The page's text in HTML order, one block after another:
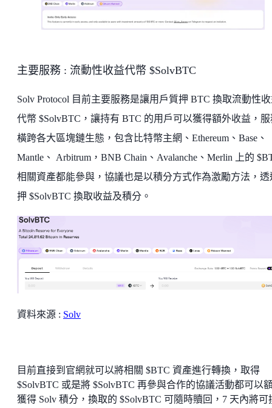
主要服務 : 流動性收益代幣 $SolvBTC
Solv Protocol 目前主要服務是讓用戶質押 BTC 換取流動性
代幣 $SolvBTC，讓持有 BTC 的用戶可以獲得額外收益，服
橫跨各大區塊鏈生態，包含比特幣主網、Ethereum、Base、
Mantle、 Arbitrum，BNB Chain、Avalanche、Merlin 上的
相關資產都能參與，協議也是以積分方式作為激勵方法，透
押 $SolvBTC 換取收益及積分。
資料來源 : Solv
目前直接到官網就可以將相關 $BTC 資產進行轉換，取得
$SolvBTC 或是將 $SolvBTC 再參與合作的協議活動都可以
獲得 Solv 積分，換取的 $SolvBTC 可隨時贖回，7 天內將可